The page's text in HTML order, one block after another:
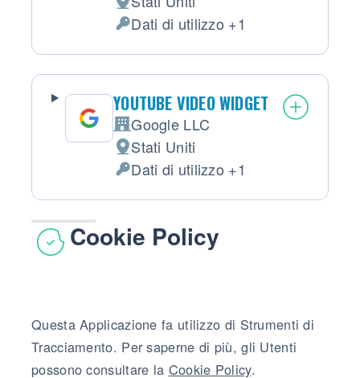
Luogo del trattamento:
Dati Personali trattati:
Dati di utilizzo +1
YOUTUBE VIDEO WIDGET
Azienda:
Google LLC
Luogo del trattamento:
Stati Uniti
Dati Personali trattati:
Dati di utilizzo +1
Cookie Policy
Questa Applicazione fa utilizzo di Strumenti di
Tracciamento. Per saperne di più, gli Utenti
possono consultare la Cookie Policy.